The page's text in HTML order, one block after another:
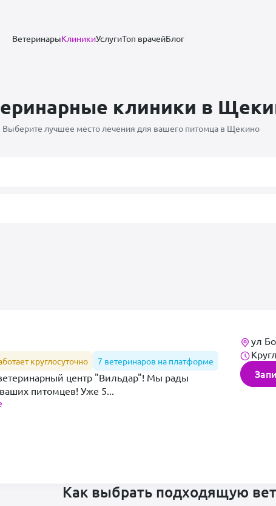
ВетеринарыКлиникиУслугиТоп врачейБлог
клиники в
Выберите лучшее место лечения для вашего питомца в Щекино
круглосуточно 7 ветеринаров на платформе
центр "Вильдар"! Мы рады
ваших питомцев! Уже 5...
ул
Как выбрать подходящую